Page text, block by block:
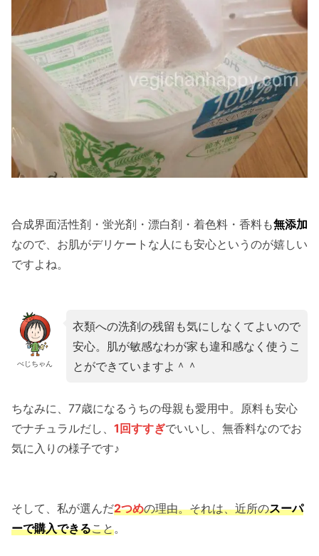
合成界面活性剤・蛍光剤・漂白剤・着色料・香料も無添加
なので、お肌がデリケートな人にも安心というのが嬉しい
ですよね。
べじちゃん
衣類への洗剤の残留も気にしなくてよいので
安心。肌が敏感なわが家も違和感なく使うこ
とができていますよ＾＾
ちなみに、77歳になるうちの母親も愛用中。原料も安心
でナチュラルだし、 1回すすぎでいいし、無香料なのでお
気に入りの様子です♪
そして、私が選んだ2つめの理由。それは、近所のスーパ
ーで購入できること。